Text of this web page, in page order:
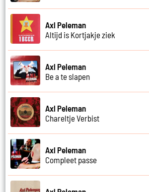
Axl Peleman
Altijd is Kortjakje ziek
Axl Peleman
Be a te slapen
Axl Peleman
Chareltje Verbist
Axl Peleman
Compleet passe